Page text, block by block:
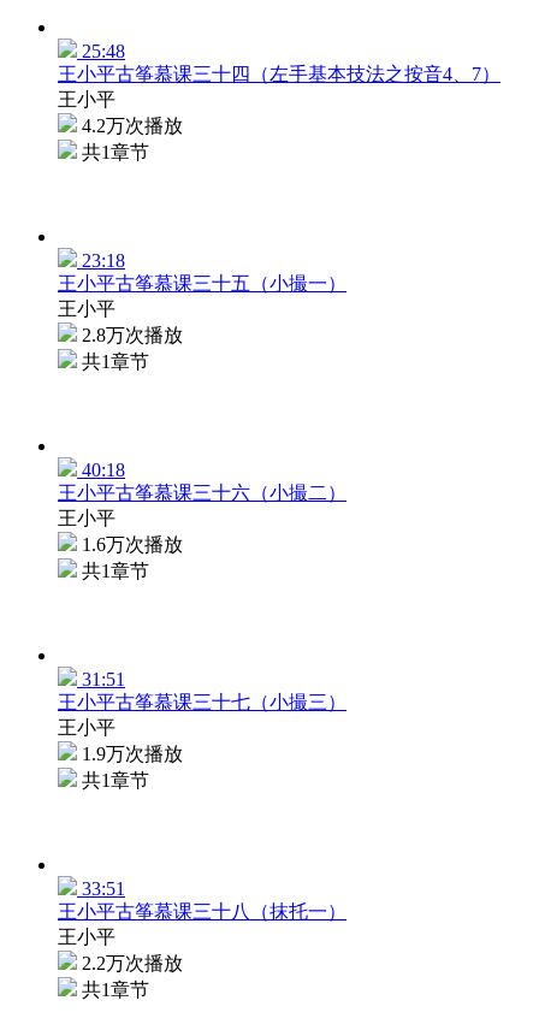
25:48
王小平古筝慕课三十四（左手基本技法之按音4、7）
王小平
4.2万次播放
共1章节
23:18
王小平古筝慕课三十五（小撮一）
王小平
2.8万次播放
共1章节
40:18
王小平古筝慕课三十六（小撮二）
王小平
1.6万次播放
共1章节
31:51
王小平古筝慕课三十七（小撮三）
王小平
1.9万次播放
共1章节
33:51
王小平古筝慕课三十八（抹托一）
王小平
2.2万次播放
共1章节